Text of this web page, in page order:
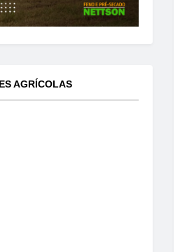
AGRÍCOLAS